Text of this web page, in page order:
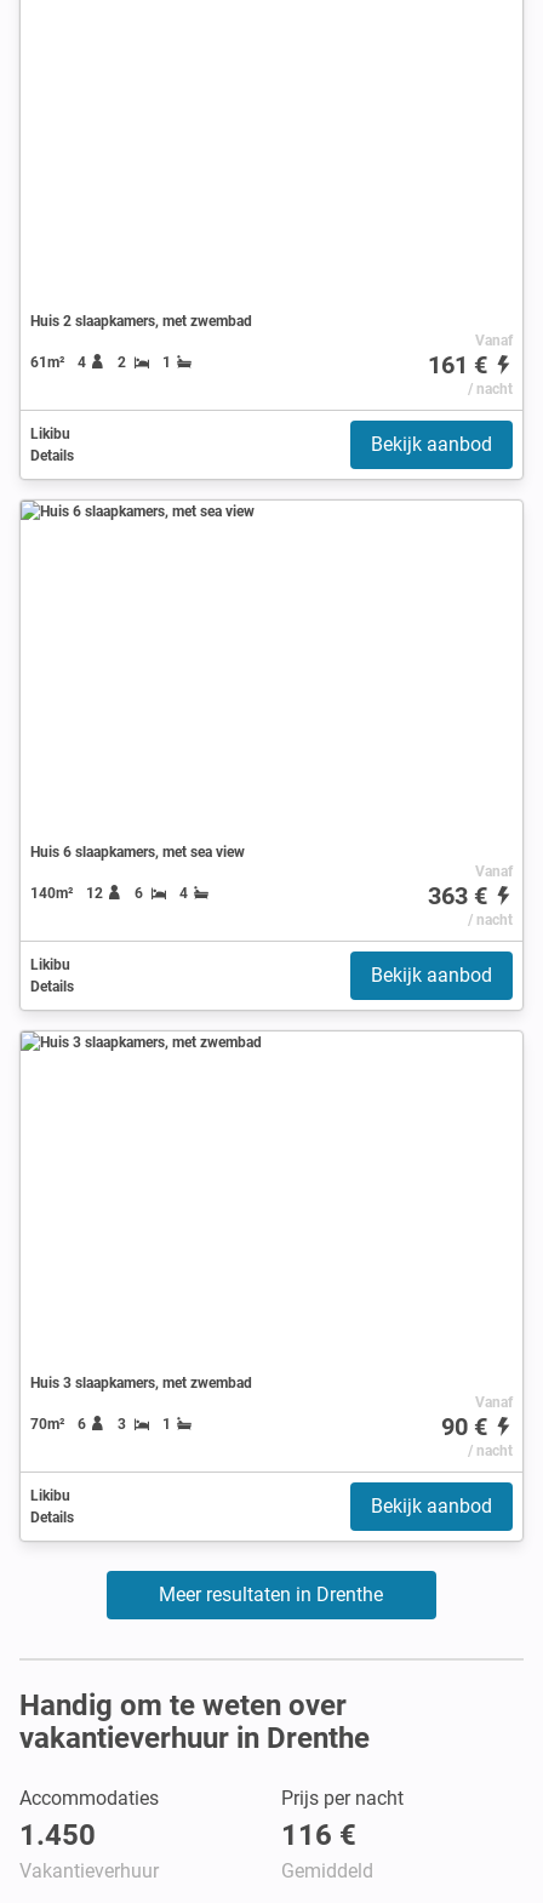
Huis 2 slaapkamers, met zwembad
61m² 4 2 1
Vanaf
161 €
/ nacht
Likibu
Details
Bekijk aanbod
Huis 6 slaapkamers, met sea view
140m² 12 6 4
Vanaf
363 €
/ nacht
Likibu
Details
Bekijk aanbod
Huis 3 slaapkamers, met zwembad
70m² 6 3 1
Vanaf
90 €
/ nacht
Likibu
Details
Bekijk aanbod
Meer resultaten in Drenthe
Handig om te weten over
vakantieverhuur in Drenthe
Accommodaties
1.450
Vakantieverhuur
Prijs per nacht
116 €
Gemiddeld